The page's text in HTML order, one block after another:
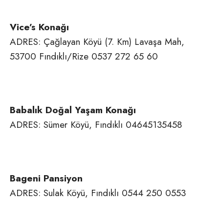
Vice’s Konağı
ADRES: Çağlayan Köyü (7. Km) Lavaşa Mah,
53700 Fındıklı/Rize 0537 272 65 60
Babalık Doğal Yaşam Konağı
ADRES: Sümer Köyü, Fındıklı 04645135458
Bageni Pansiyon
ADRES: Sulak Köyü, Fındıklı 0544 250 0553